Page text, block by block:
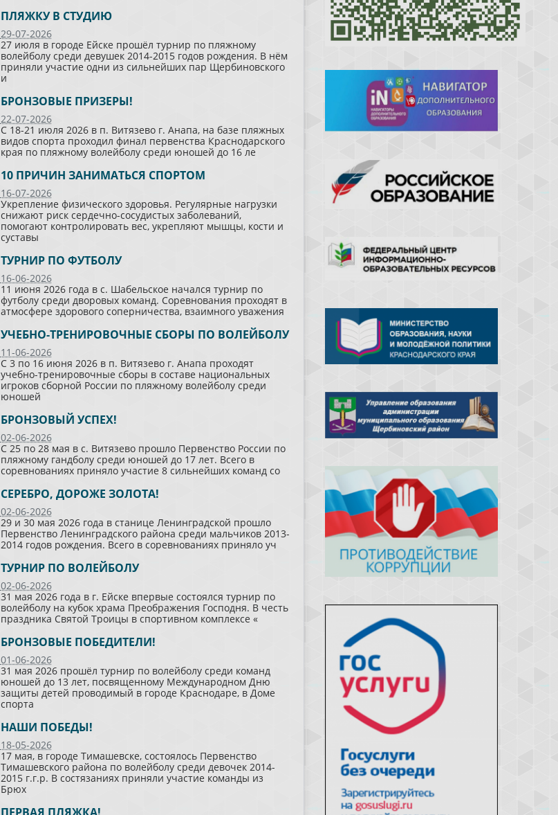
ПЛЯЖКУ В СТУДИЮ
29-07-2026
27 июля в городе Ейске прошёл турнир по пляжному
волейболу среди девушек 2014-2015 годов рождения. В нём
приняли участие одни из сильнейших пар Щербиновского
и
БРОНЗОВЫЕ ПРИЗЕРЫ!
22-07-2026
С 18-21 июля 2026 в п. Витязево г. Анапа, на базе пляжных
видов спорта проходил финал первенства Краснодарского
края по пляжному волейболу среди юношей до 16 ле
10 ПРИЧИН ЗАНИМАТЬСЯ СПОРТОМ
16-07-2026
Укрепление физического здоровья. Регулярные нагрузки
снижают риск сердечно-сосудистых заболеваний,
помогают контролировать вес, укрепляют мышцы, кости и
суставы
ТУРНИР ПО ФУТБОЛУ
16-06-2026
11 июня 2026 года в с. Шабельское начался турнир по
футболу среди дворовых команд. Соревнования проходят в
атмосфере здорового соперничества, взаимного уважения
УЧЕБНО-ТРЕНИРОВОЧНЫЕ СБОРЫ ПО ВОЛЕЙБОЛУ
11-06-2026
С 3 по 16 июня 2026 в п. Витязево г. Анапа проходят
учебно-тренировочные сборы в составе национальных
игроков сборной России по пляжному волейболу среди
юношей
БРОНЗОВЫЙ УСПЕХ!
02-06-2026
С 25 по 28 мая в с. Витязево прошло Первенство России по
пляжному гандболу среди юношей до 17 лет. Всего в
соревнованиях приняло участие 8 сильнейших команд со
СЕРЕБРО, ДОРОЖЕ ЗОЛОТА!
02-06-2026
29 и 30 мая 2026 года в станице Ленинградской прошло
Первенство Ленинградского района среди мальчиков 2013-
2014 годов рождения. Всего в соревнованиях приняло уч
ТУРНИР ПО ВОЛЕЙБОЛУ
02-06-2026
31 мая 2026 года в г. Ейске впервые состоялся турнир по
волейболу на кубок храма Преображения Господня. В честь
праздника Святой Троицы в спортивном комплексе «
БРОНЗОВЫЕ ПОБЕДИТЕЛИ!
01-06-2026
31 мая 2026 прошёл турнир по волейболу среди команд
юношей до 13 лет, посвященному Международном Дню
защиты детей проводимый в городе Краснодаре, в Доме
спорта
НАШИ ПОБЕДЫ!
18-05-2026
17 мая, в городе Тимашевске, состоялось Первенство
Тимашевского района по волейболу среди девочек 2014-
2015 г.г.р. В состязаниях приняли участие команды из
Брюх